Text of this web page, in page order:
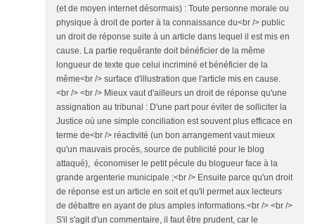
(et de moyen internet désormais) : Toute personne morale ou
physique à droit de porter à la connaissance du<br /> public
un droit de réponse suite à un article dans lequel il est mis en
cause. La partie requêrante doit bénéficier de la même
longueur de texte que celui incriminé et bénéficier de la
même<br /> surface d'illustration que l'article mis en cause.
<br /> <br /> Mieux vaut d'ailleurs un droit de réponse qu'une
assignation au tribunal : D'une part pour éviter de solliciter la
Justice où une simple conciliation est souvent plus efficace en
terme de<br /> réactivité (un bon arrangement vaut mieux
qu'un mauvais procès, source de publicité pour le blog
attaqué), économiser le petit pécule du blogueur face à la
grande argenterie municipale ;<br /> Ensuite parce qu'un droit
de réponse est un article en soit et qu'il permet aux lecteurs
de débattre en ayant de plus amples informations.<br /> <br />
S'il s'agit d'un commentaire, il faut être prudent, car le